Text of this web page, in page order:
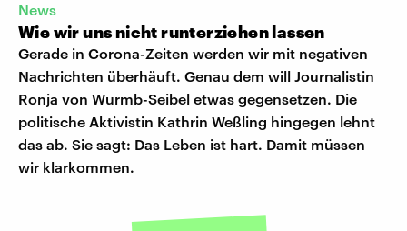
News
Wie wir uns nicht runterziehen lassen
Gerade in Corona-Zeiten werden wir mit negativen
Nachrichten überhäuft. Genau dem will Journalistin
Ronja von Wurmb-Seibel etwas gegensetzen. Die
politische Aktivistin Kathrin Weßling hingegen lehnt
das ab. Sie sagt: Das Leben ist hart. Damit müssen
wir klarkommen.